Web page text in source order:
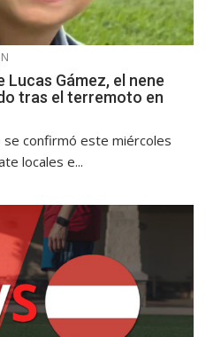
Gámez, el nene
tras el terremoto en
se confirmó este miércoles
locales e...